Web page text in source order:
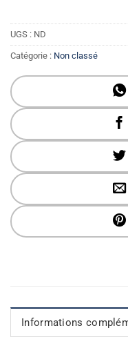
UGS : ND
Catégorie : Non classé
Informations